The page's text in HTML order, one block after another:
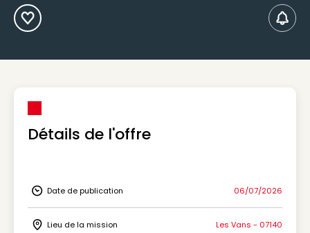
Ajouter aux Favoris
Détails de l'offre
Icon Date de publication
Date de publication 06/07/2026
Lieu de la mission Les Vans - 07140